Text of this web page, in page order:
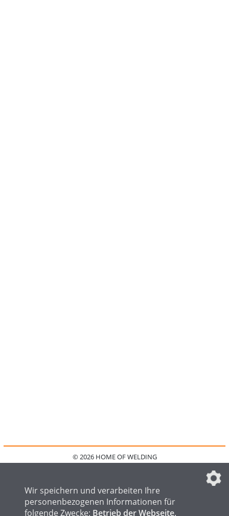
© 2026 HOME OF WELDING
IMPRESSUM
FAQ
DATENSCHUTZEINSTELLUNGEN
Wir speichern und verarbeiten Ihre
personenbezogenen Informationen für
folgende Zwecke: Betrieb der Webseite,